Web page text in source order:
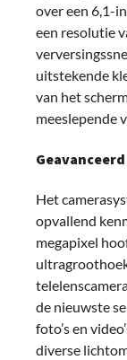
over een 6,1-
een resolutie
uitstekende
van het
meeslepende
Het
opvallend
megapixel
de nieuwste
foto’s en
diverse